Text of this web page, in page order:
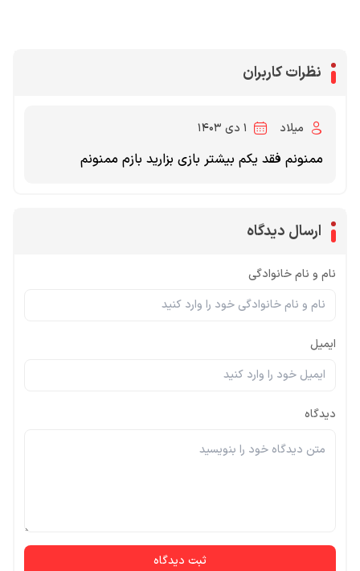
نظرات کاربران
میلاد ۱ دی ۱۴۰۳
ممنونم فقد یکم بیشتر بازی بزارید بازم ممنونم
ارسال دیدگاه
نام و نام خانوادگی
ایمیل
دیدگاه
ثبت دیدگاه